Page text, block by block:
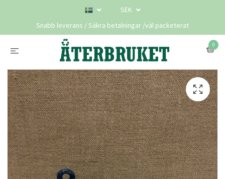
SEK
Snabb leverans / Säkra betalningar /väl packeterat
0